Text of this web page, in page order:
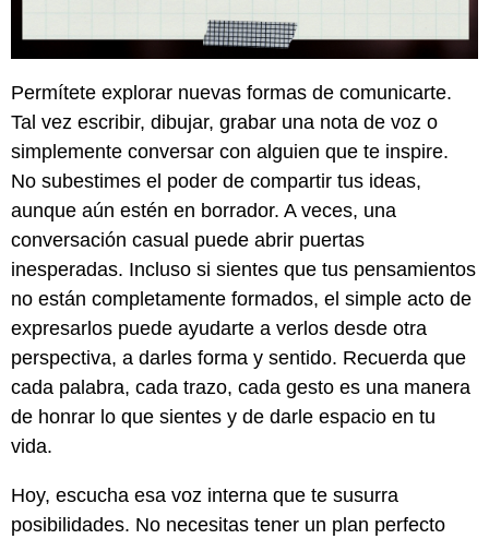
Permítete explorar nuevas formas de comunicarte.
Tal vez escribir, dibujar, grabar una nota de voz o
simplemente conversar con alguien que te inspire.
No subestimes el poder de compartir tus ideas,
aunque aún estén en borrador. A veces, una
conversación casual puede abrir puertas
inesperadas. Incluso si sientes que tus pensamientos
no están completamente formados, el simple acto de
expresarlos puede ayudarte a verlos desde otra
perspectiva, a darles forma y sentido. Recuerda que
cada palabra, cada trazo, cada gesto es una manera
de honrar lo que sientes y de darle espacio en tu
vida.
Hoy, escucha esa voz interna que te susurra
posibilidades. No necesitas tener un plan perfecto